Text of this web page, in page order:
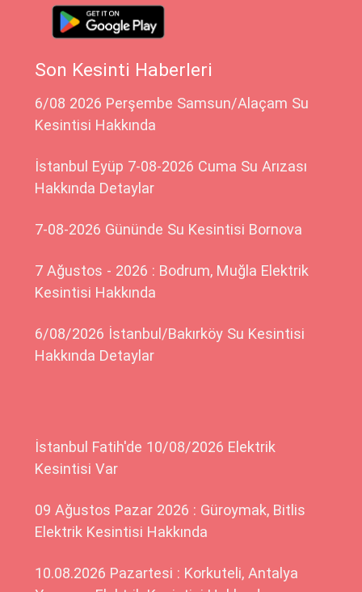
Son Kesinti Haberleri
6/08 2026 Perşembe Samsun/Alaçam Su
Kesintisi Hakkında
İstanbul Eyüp 7-08-2026 Cuma Su Arızası
Hakkında Detaylar
7-08-2026 Gününde Su Kesintisi Bornova
7 Ağustos - 2026 : Bodrum, Muğla Elektrik
Kesintisi Hakkında
6/08/2026 İstanbul/Bakırköy Su Kesintisi
Hakkında Detaylar
İstanbul Fatih'de 10/08/2026 Elektrik
Kesintisi Var
09 Ağustos Pazar 2026 : Güroymak, Bitlis
Elektrik Kesintisi Hakkında
10.08.2026 Pazartesi : Korkuteli, Antalya